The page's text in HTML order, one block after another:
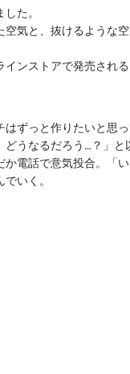
た。
空気と、抜けるような空
ンストアで発売される
はずっと作りたいと思
うなるだろう…？」 と
か電話で意気投合。「い
いく。